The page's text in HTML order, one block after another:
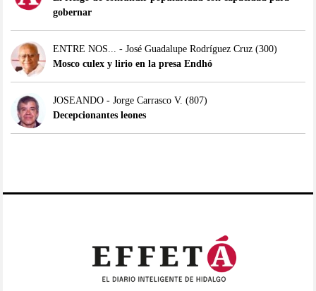
gobernar
ENTRE NOS... - José Guadalupe Rodríguez Cruz(300)
Mosco culex y lirio en la presa Endhó
JOSEANDO - Jorge Carrasco V. (807)
Decepcionantes leones